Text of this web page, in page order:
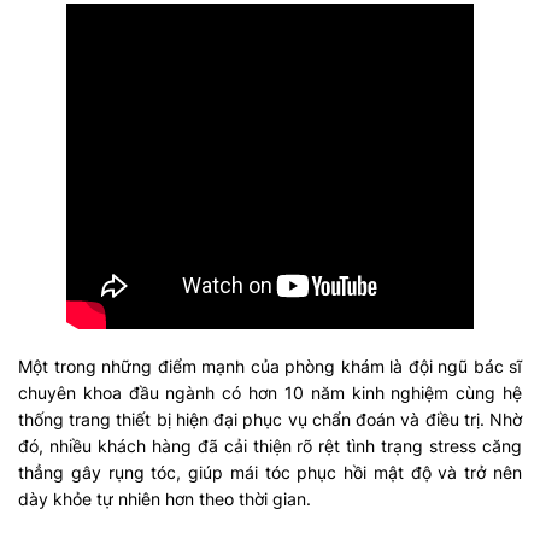
Một trong những điểm mạnh của phòng khám là đội ngũ bác sĩ
chuyên khoa đầu ngành có hơn 10 năm kinh nghiệm cùng hệ
thống trang thiết bị hiện đại phục vụ chẩn đoán và điều trị. Nhờ
đó, nhiều khách hàng đã cải thiện rõ rệt tình trạng stress căng
thẳng gây rụng tóc, giúp mái tóc phục hồi mật độ và trở nên
dày khỏe tự nhiên hơn theo thời gian.